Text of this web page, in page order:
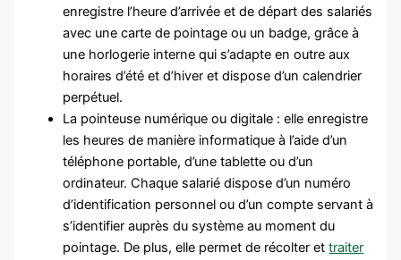
enregistre l’heure d’arrivée et de départ des salariés
avec une carte de pointage ou un badge, grâce à
une horlogerie interne qui s’adapte en outre aux
horaires d’été et d’hiver et dispose d’un calendrier
perpétuel.
La pointeuse numérique ou digitale : elle enregistre
les heures de manière informatique à l’aide d’un
téléphone portable, d’une tablette ou d’un
ordinateur. Chaque salarié dispose d’un numéro
d’identification personnel ou d’un compte servant à
s’identifier auprès du système au moment du
pointage. De plus, elle permet de récolter ettraiter